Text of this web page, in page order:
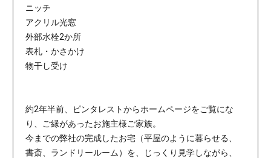
ニッチ
アクリル光窓
外部水栓2か所
表札・かさかけ
物干し受け
約2年半前、ピンタレストからホームページをご覧にな
り、ご縁があったお施主様ご家族。
今までの弊社の完成したお宅（平屋のように暮らせる、
書斎、ランドリールーム）を、じっくり見学しながら、